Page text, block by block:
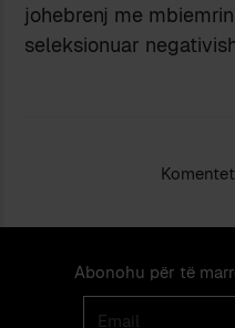
johebrenj me
seleksionuar
Abonohu për të
Email